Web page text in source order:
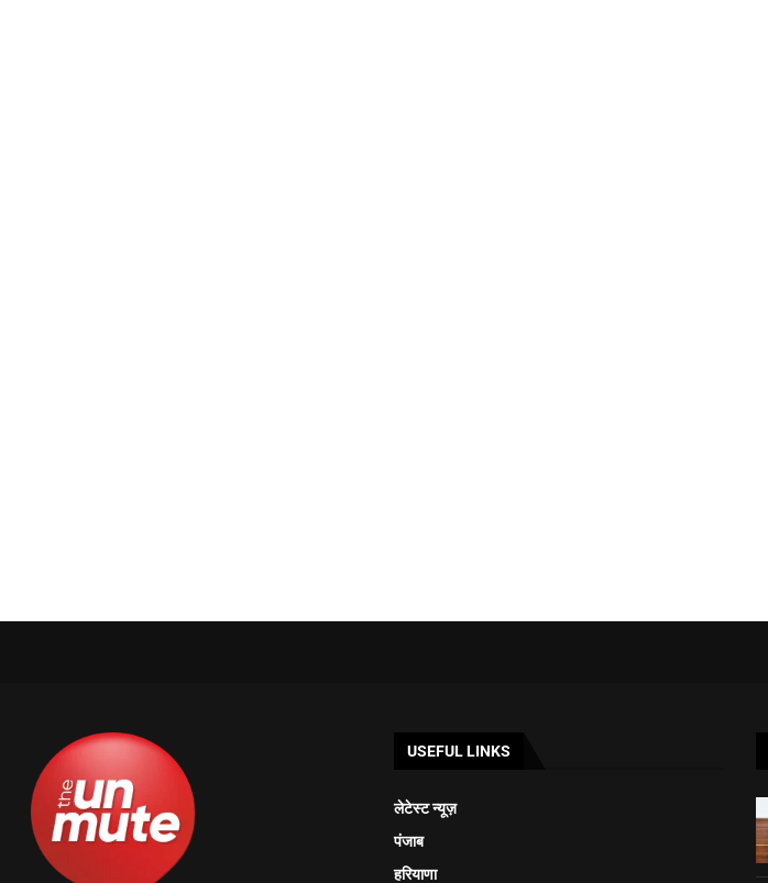
USEFUL LINKS
लेटेस्ट न्यूज़
पंजाब
हरियाणा